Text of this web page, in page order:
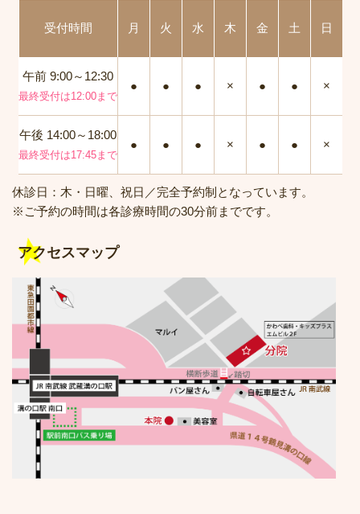
受付時間 月 火 水 木 金 土 日
午前 9:00～12:30
最終受付は12:00まで
● ● ● × ● ● ×
午後 14:00～18:00
最終受付は17:45まで
● ● ● × ● ● ×
休診日：木・日曜、祝日／完全予約制となっています。
※ご予約の時間は各診療時間の30分前までです。
アクセスマップ